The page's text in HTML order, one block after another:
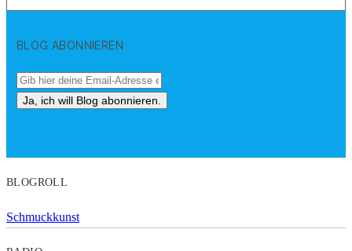
BLOG ABONNIEREN
BLOGROLL
Schmuckkunst